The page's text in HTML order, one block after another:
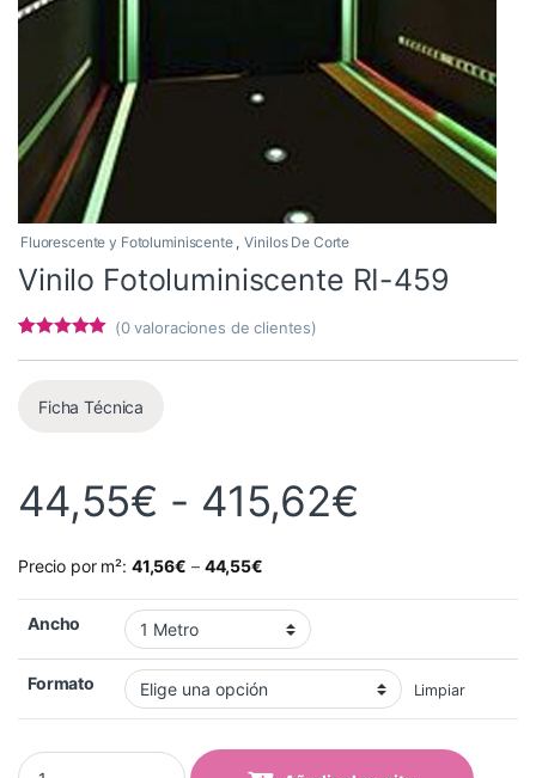
Fluorescente y Fotoluminiscente , Vinilos De Corte
Vinilo Fotoluminiscente RI-459
valoracione
s de
(0valoraciones de clientes)
Ficha Técnica
44,55€ - 415,62€
Precio por m²: 41,56€ – 44,55€
Ancho
Formato Limpiar
Vinilo Fotoluminiscente RI-459 quantity